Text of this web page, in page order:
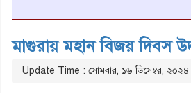
মাগুরায় মহান বিজয় দিবস
Update Time : সোমবার, ১৬ ডিসেম্বর, ২০২৪